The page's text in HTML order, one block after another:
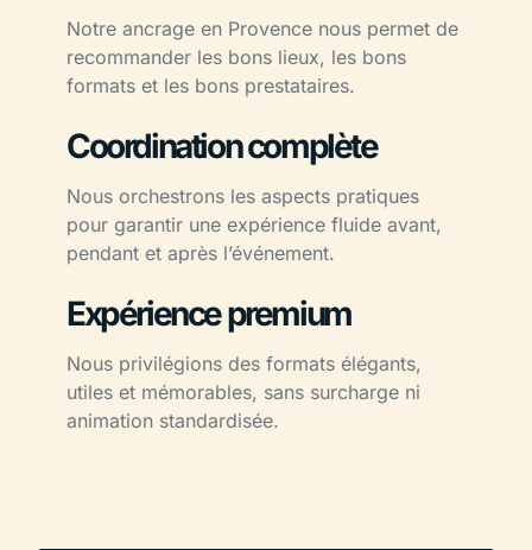
Notre ancrage en Provence nous permet de
recommander les bons lieux, les bons
formats et les bons prestataires.
Coordination complète
Nous orchestrons les aspects pratiques
pour garantir une expérience fluide avant,
pendant et après l’événement.
Expérience premium
Nous privilégions des formats élégants,
utiles et mémorables, sans surcharge ni
animation standardisée.